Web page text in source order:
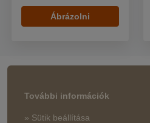
Ábrázolni
További információk
» Sütik beállítása